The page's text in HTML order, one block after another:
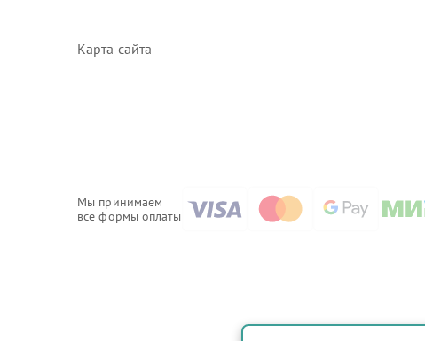
Карта сайта
Мы принимаем
все формы оплаты